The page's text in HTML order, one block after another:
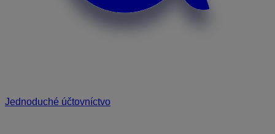
Jednoduché účtovníctvo